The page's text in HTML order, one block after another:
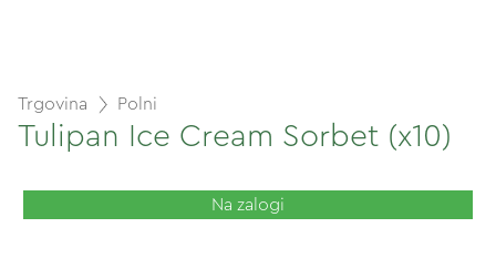
Trgovina Polni
Tulipan Ice Cream Sorbet (x10)
Na zalogi